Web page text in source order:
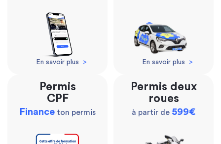
En savoir plus > En savoir plus >
Permis
CPF
Finance ton permis
Permis deux
roues
à partir de 599€